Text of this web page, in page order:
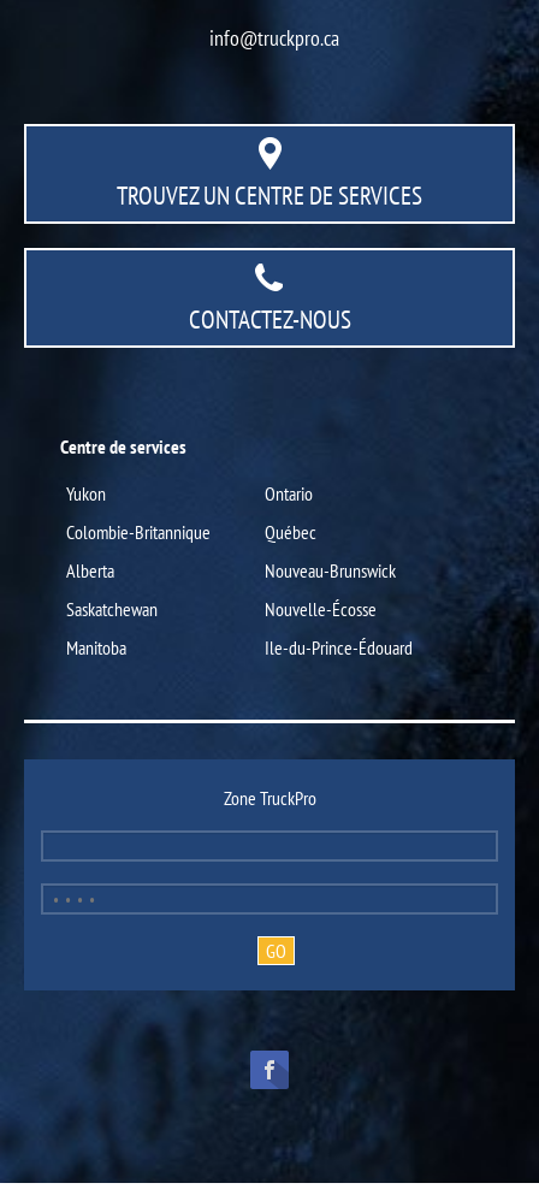
info@truckpro.ca
TROUVEZ UN CENTRE DE SERVICES
CONTACTEZ-NOUS
Centre de services
Yukon
Colombie-Britannique
Alberta
Saskatchewan
Manitoba
Ontario
Québec
Nouveau-Brunswick
Nouvelle-Écosse
Ile-du-Prince-Édouard
Zone TruckPro